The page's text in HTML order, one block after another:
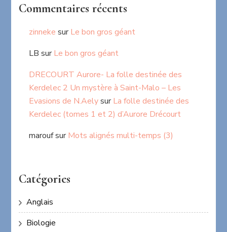
Commentaires récents
zinneke surLe bon gros géant
LB surLe bon gros géant
DRECOURT Aurore- La folle destinée des
Kerdelec 2 Un mystère à Saint-Malo – Les
Evasions de N.AelysurLa folle destinée des
Kerdelec (tomes 1 et 2) d’Aurore Drécourt
maroufsurMots alignés multi-temps (3)
Catégories
Anglais
Biologie